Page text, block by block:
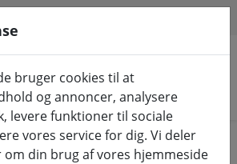
bruger cookies til at
og annoncer, analysere
levere funktioner til sociale
vores service for dig. Vi deler
om din brug af vores hjemmeside